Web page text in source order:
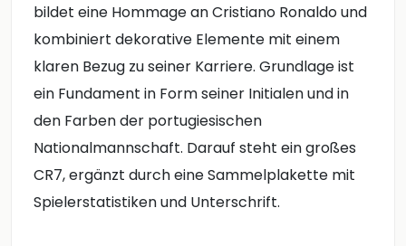
bildet eine Hommage an Cristiano Ronaldo und
kombiniert dekorative Elemente mit einem
klaren Bezug zu seiner Karriere. Grundlage ist
ein Fundament in Form seiner Initialen und in
den Farben der portugiesischen
Nationalmannschaft. Darauf steht ein großes
CR7, ergänzt durch eine Sammelplakette mit
Spielerstatistiken und Unterschrift.